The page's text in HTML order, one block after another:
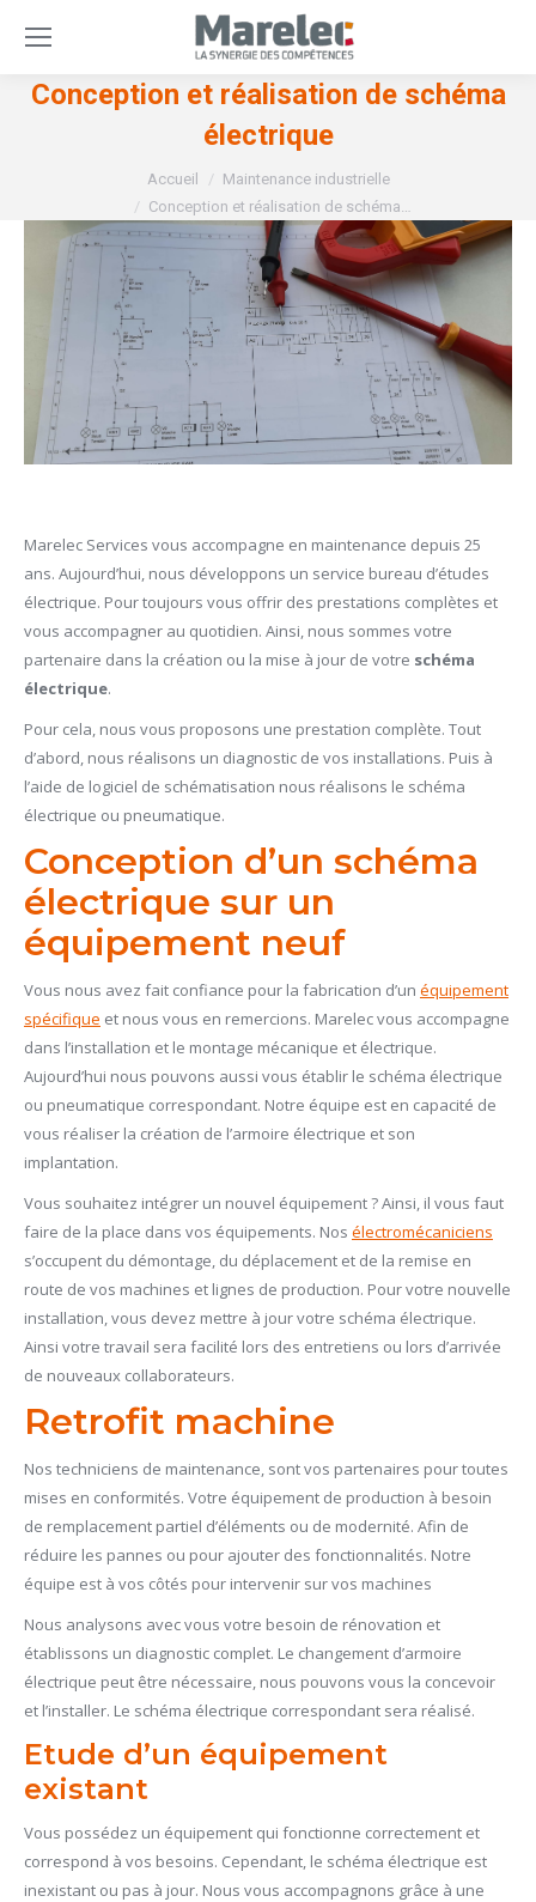
Conception et réalisation de schéma
électrique
Accueil
Maintenance industrielle
Conception et réalisation de schéma…
Marelec Services vous accompagne en maintenance depuis 25
ans. Aujourd’hui, nous développons un service bureau d’études
électrique. Pour toujours vous offrir des prestations complètes et
vous accompagner au quotidien. Ainsi, nous sommes votre
partenaire dans la création ou la mise à jour de votre schéma
électrique.
Pour cela, nous vous proposons une prestation complète. Tout
d’abord, nous réalisons un diagnostic de vos installations. Puis à
l’aide de logiciel de schématisation nous réalisons le schéma
électrique ou pneumatique.
Conception d’un schéma
électrique sur un
équipement neuf
Vous nous avez fait confiance pour la fabrication d’un équipement
spécifique et nous vous en remercions. Marelec vous accompagne
dans l’installation et le montage mécanique et électrique.
Aujourd’hui nous pouvons aussi vous établir le schéma électrique
ou pneumatique correspondant. Notre équipe est en capacité de
vous réaliser la création de l’armoire électrique et son
implantation.
Vous souhaitez intégrer un nouvel équipement ? Ainsi, il vous faut
faire de la place dans vos équipements. Nos électromécaniciens
s’occupent du démontage, du déplacement et de la remise en
route de vos machines et lignes de production. Pour votre nouvelle
installation, vous devez mettre à jour votre schéma électrique.
Ainsi votre travail sera facilité lors des entretiens ou lors d’arrivée
de nouveaux collaborateurs.
Retrofit machine
Nos techniciens de maintenance, sont vos partenaires pour toutes
mises en conformités. Votre équipement de production à besoin
de remplacement partiel d’éléments ou de modernité. Afin de
réduire les pannes ou pour ajouter des fonctionnalités. Notre
équipe est à vos côtés pour intervenir sur vos machines
Nous analysons avec vous votre besoin de rénovation et
établissons un diagnostic complet. Le changement d’armoire
électrique peut être nécessaire, nous pouvons vous la concevoir
et l’installer. Le schéma électrique correspondant sera réalisé.
Etude d’un équipement
existant
Vous possédez un équipement qui fonctionne correctement et
correspond à vos besoins. Cependant, le schéma électrique est
inexistant ou pas à jour. Nous vous accompagnons grâce à une